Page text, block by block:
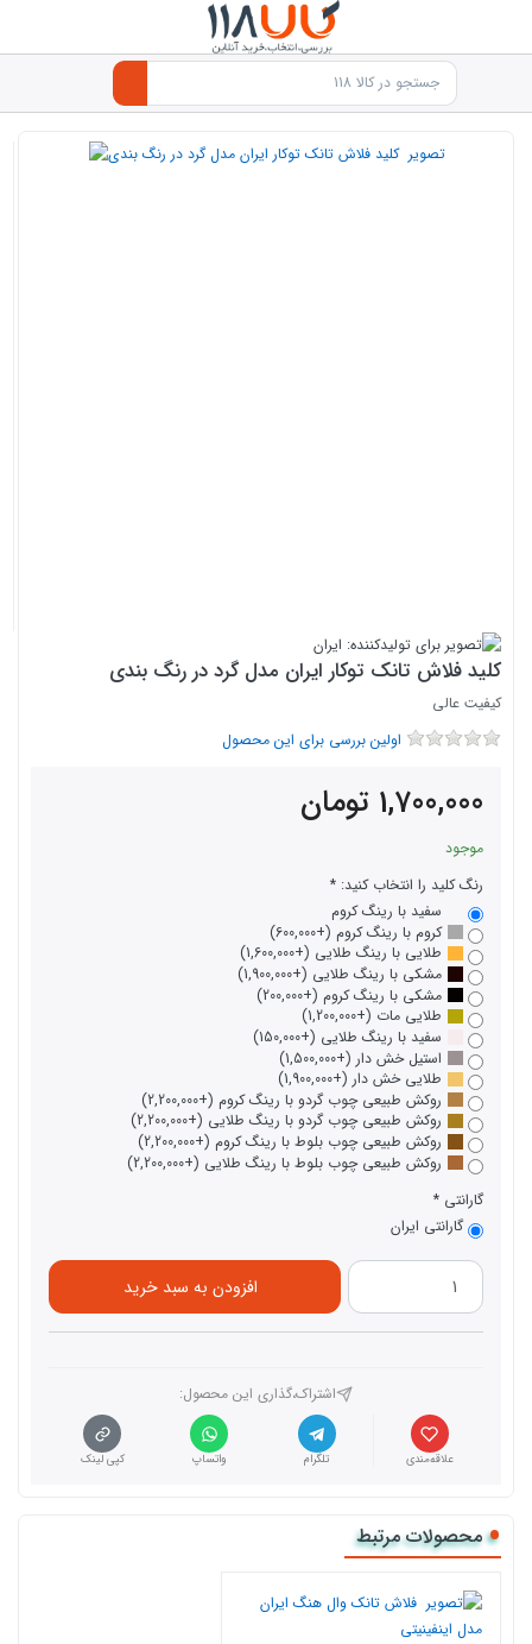
کلید فلاش تانک توکار ایران مدل گرد در رنگ بندی
کیفیت عالی
اولین بررسی برای این محصول
1,700,000 تومان
موجود
رنگ کلید را انتخاب کنید:
سفید با رینگ کروم
کروم با رینگ کروم (+600,000)
طلایی با رینگ طلایی (+1,600,000)
مشکی با رینگ طلایی (+1,900,000)
مشکی با رینگ کروم (+200,000)
طلایی مات (+1,200,000)
سفید با رینگ طلایی (+150,000)
استیل خش دار (+1,500,000)
طلایی خش دار (+1,900,000)
روکش طبیعی چوب گردو با رینگ کروم (+2,200,000)
روکش طبیعی چوب گردو با رینگ طلایی (+2,200,000)
روکش طبیعی چوب بلوط با رینگ کروم (+2,200,000)
روکش طبیعی چوب بلوط با رینگ طلایی (+2,200,000)
گارانتی
گارانتی ایران
افزودن به سبد خرید
اشتراک،گذاری این محصول‌:
علاقه‌مندی تلگرام واتساپ کپی لینک
محصولات مرتبط